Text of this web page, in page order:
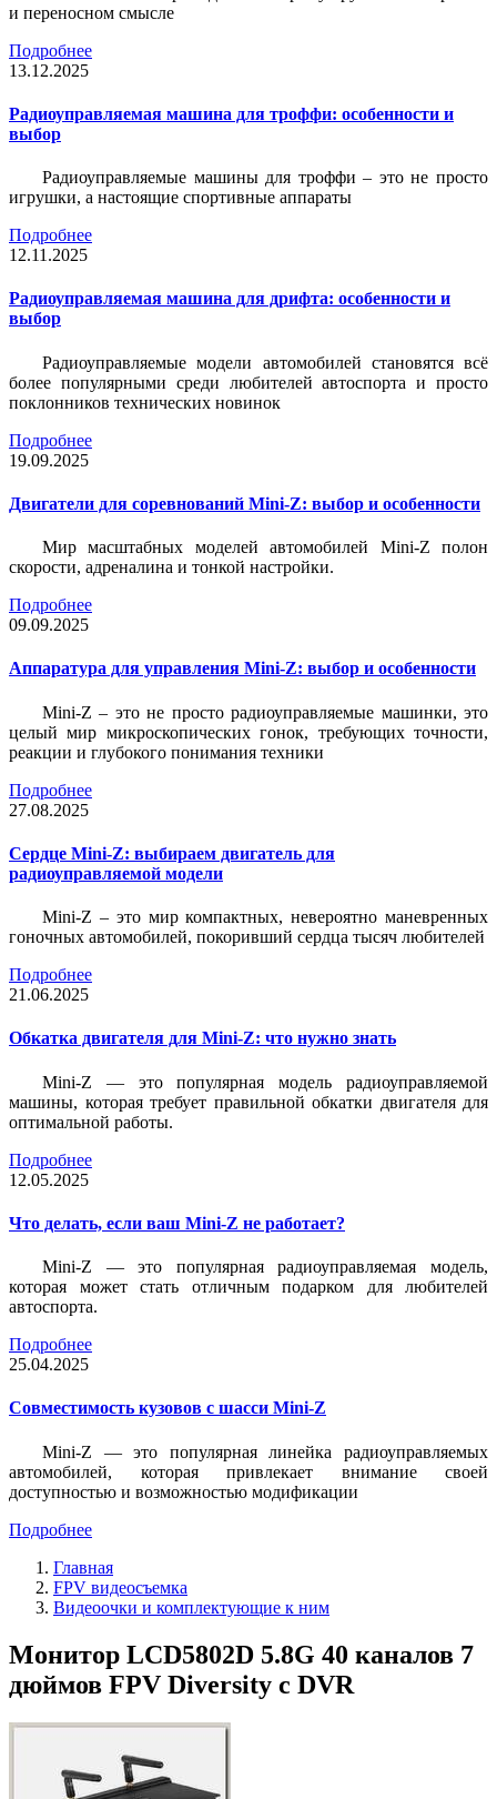
и переносном смысле
Подробнее
13.12.2025
Радиоуправляемая машина для троффи: особенности и
выбор
Радиоуправляемые машины для троффи – это не просто
игрушки, а настоящие спортивные аппараты
Подробнее
12.11.2025
Радиоуправляемая машина для дрифта: особенности и
выбор
Радиоуправляемые модели автомобилей становятся всё
более популярными среди любителей автоспорта и просто
поклонников технических новинок
Подробнее
19.09.2025
Двигатели для соревнований Mini-Z: выбор и особенности
Мир масштабных моделей автомобилей Mini-Z полон
скорости, адреналина и тонкой настройки.
Подробнее
09.09.2025
Аппаратура для управления Mini-Z: выбор и особенности
Mini-Z – это не просто радиоуправляемые машинки, это
целый мир микроскопических гонок, требующих точности,
реакции и глубокого понимания техники
Подробнее
27.08.2025
Сердце Mini-Z: выбираем двигатель для
радиоуправляемой модели
Mini-Z – это мир компактных, невероятно маневренных
гоночных автомобилей, покоривший сердца тысяч любителей
Подробнее
21.06.2025
Обкатка двигателя для Mini-Z: что нужно знать
Mini-Z — это популярная модель радиоуправляемой
машины, которая требует правильной обкатки двигателя для
оптимальной работы.
Подробнее
12.05.2025
Что делать, если ваш Mini-Z не работает?
Mini-Z — это популярная радиоуправляемая модель,
которая может стать отличным подарком для любителей
автоспорта.
Подробнее
25.04.2025
Совместимость кузовов с шасси Mini-Z
Mini-Z — это популярная линейка радиоуправляемых
автомобилей, которая привлекает внимание своей
доступностью и возможностью модификации
Подробнее
Главная
FPV видеосъемка
Видеоочки и комплектующие к ним
Монитор LCD5802D 5.8G 40 каналов 7
дюймов FPV Diversity с DVR